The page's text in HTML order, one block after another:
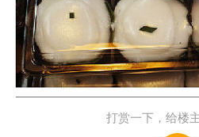
打赏一下，给楼